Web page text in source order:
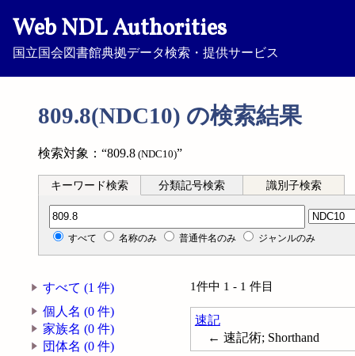
Web NDL Authorities
国立国会図書館典拠データ検索・提供サービス
809.8(NDC10) の検索結果
検索対象：“809.8 (NDC10)”
キーワード検索 分類記号検索 識別子検索
分類記号検索
すべて 名称のみ 普通件名のみ ジャンルのみ
すべて (1 件)
個人名 (0 件)
家族名 (0 件)
団体名 (0 件)
1件中 1 - 1 件目
速記
← 速記術; Shorthand